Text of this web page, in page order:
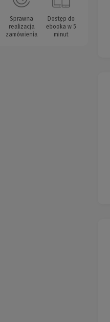
Sprawna
realizacja
zamówienia
Dostęp do
ebooka w 5
minut